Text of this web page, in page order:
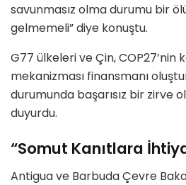
savunmasız olma durumu bir
gelmemeli” diye konuştu.
G77 ülkeleri ve Çin, COP27’nin
mekanizması finansmanı
durumunda başarısız bir zirve
duyurdu.
“Somut Kanıtlara
Antigua ve Barbuda Çevre